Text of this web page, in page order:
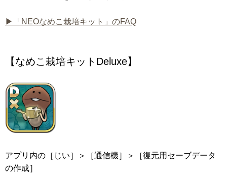
▶「NEOなめこ栽培キット」のFAQ
【なめこ栽培キットDeluxe】
アプリ内の［じい］＞［通信機］＞［復元用セーブデータ
の作成］